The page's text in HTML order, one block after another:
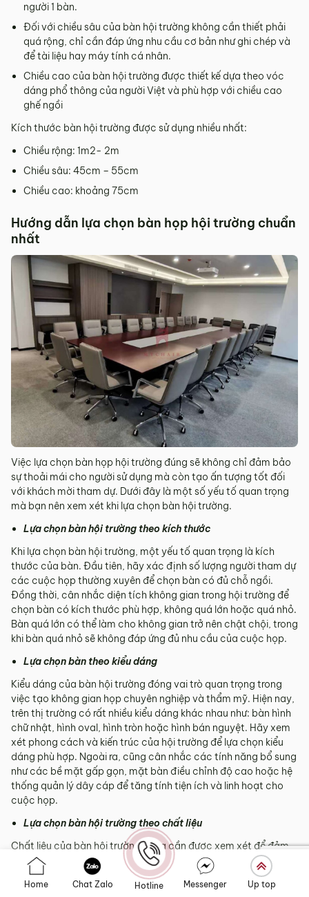
người 1 bàn.
Đối với chiều sâu của bàn hội trường không cần thiết phải
quá rộng, chỉ cần đáp ứng nhu cầu cơ bản như ghi chép và
để tài liệu hay máy tính cá nhân.
Chiều cao của bàn hội trường được thiết kế dựa theo vóc
dáng phổ thông của người Việt và phù hợp với chiều cao
ghế ngồi
Kích thước bàn hội trường được sử dụng nhiều nhất:
Chiều rộng: 1m2- 2m
Chiều sâu: 45cm – 55cm
Chiều cao: khoảng 75cm
Hướng dẫn lựa chọn bàn họp hội trường chuẩn
nhất
Việc lựa chọn bàn họp hội trường đúng sẽ không chỉ đảm bảo
sự thoải mái cho người sử dụng mà còn tạo ấn tượng tốt đối
với khách mời tham dự. Dưới đây là một số yếu tố quan trọng
mà bạn nên xem xét khi lựa chọn bàn hội trường.
Lựa chọn bàn hội trường theo kích thước
Khi lựa chọn bàn hội trường, một yếu tố quan trọng là kích
thước của bàn. Đầu tiên, hãy xác định số lượng người tham dự
các cuộc họp thường xuyên để chọn bàn có đủ chỗ ngồi.
Đồng thời, cân nhắc diện tích không gian trong hội trường để
chọn bàn có kích thước phù hợp, không quá lớn hoặc quá nhỏ.
Bàn quá lớn có thể làm cho không gian trở nên chật chội, trong
khi bàn quá nhỏ sẽ không đáp ứng đủ nhu cầu của cuộc họp.
Lựa chọn bàn theo kiểu dáng
Kiểu dáng của bàn hội trường đóng vai trò quan trọng trong
việc tạo không gian họp chuyên nghiệp và thẩm mỹ. Hiện nay,
trên thị trường có rất nhiều kiểu dáng khác nhau như: bàn hình
chữ nhật, hình oval, hình tròn hoặc hình bán nguyệt. Hãy xem
xét phong cách và kiến trúc của hội trường để lựa chọn kiểu
dáng phù hợp. Ngoài ra, cũng cân nhắc các tính năng bổ sung
như các bề mặt gấp gọn, mặt bàn điều chỉnh độ cao hoặc hệ
thống quản lý dây cáp để tăng tính tiện ích và linh hoạt cho
cuộc họp.
Lựa chọn bàn hội trường theo chất liệu
Chất liệu của bàn hội trường cũng cần được xem xét để đảm
bảo sự bền bỉ và phù hợp với môi trường họp. Mỗi chất liệu sử
dụng để làm bàn họp mang đến những giá trị lợi ích khác nhau.
Bàn họp gỗ tự nhiên mang đến vẻ đẹp tự nhiên và độ bền cao,
Home Chat Zalo Hotline Messenger Up top